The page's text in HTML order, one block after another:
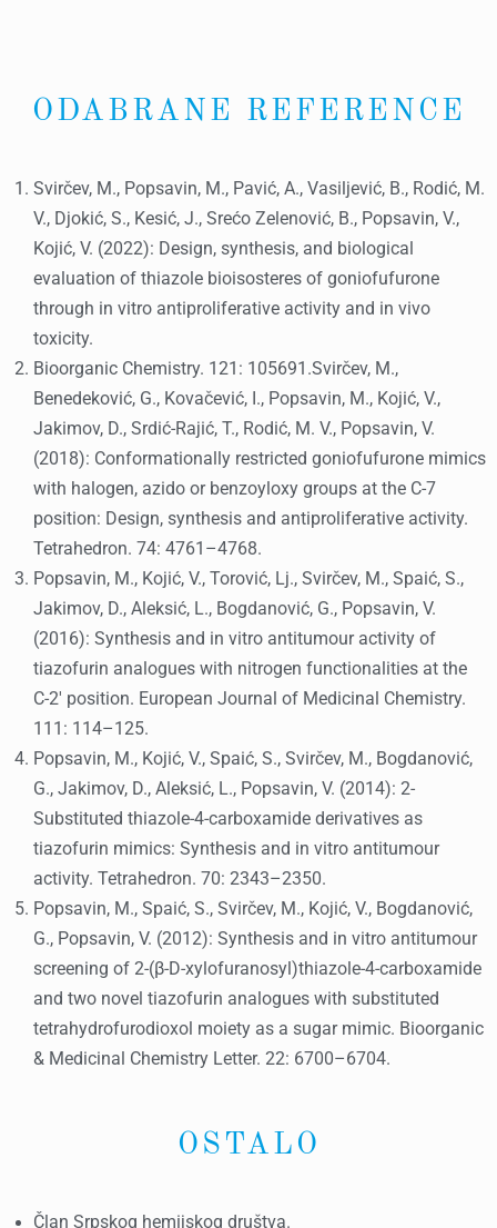
ODABRANE REFERENCE
Svirčev, M., Popsavin, M., Pavić, A., Vasiljević, B., Rodić, M.
V., Djokić, S., Kesić, J., Srećo Zelenović, B., Popsavin, V.,
Kojić, V. (2022): Design, synthesis, and biological
evaluation of thiazole bioisosteres of goniofufurone
through in vitro antiproliferative activity and in vivo
toxicity.
Bioorganic Chemistry. 121: 105691.Svirčev, M.,
Benedeković, G., Kovačević, I., Popsavin, M., Kojić, V.,
Jakimov, D., Srdić-Rajić, T., Rodić, M. V., Popsavin, V.
(2018): Conformationally restricted goniofufurone mimics
with halogen, azido or benzoyloxy groups at the C-7
position: Design, synthesis and antiproliferative activity.
Tetrahedron. 74: 4761–4768.
Popsavin, M., Kojić, V., Torović, Lj., Svirčev, M., Spaić, S.,
Jakimov, D., Aleksić, L., Bogdanović, G., Popsavin, V.
(2016): Synthesis and in vitro antitumour activity of
tiazofurin analogues with nitrogen functionalities at the
C-2′ position. European Journal of Medicinal Chemistry.
111: 114–125.
Popsavin, M., Kojić, V., Spaić, S., Svirčev, M., Bogdanović,
G., Jakimov, D., Aleksić, L., Popsavin, V. (2014): 2-
Substituted thiazole-4-carboxamide derivatives as
tiazofurin mimics: Synthesis and in vitro antitumour
activity. Tetrahedron. 70: 2343–2350.
Popsavin, M., Spaić, S., Svirčev, M., Kojić, V., Bogdanović,
G., Popsavin, V. (2012): Synthesis and in vitro antitumour
screening of 2-(β-D-xylofuranosyl)thiazole-4-carboxamide
and two novel tiazofurin analogues with substituted
tetrahydrofurodioxol moiety as a sugar mimic. Bioorganic
& Medicinal Chemistry Letter. 22: 6700–6704.
OSTALO
Član Srpskog hemijskog društva.